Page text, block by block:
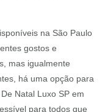
na São Paulo
gostos e
mas igualmente
há uma opção para
Natal Luxo SP em
para todos que